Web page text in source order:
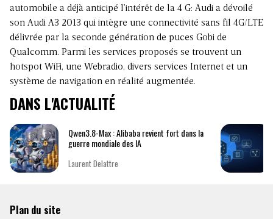
automobile a déjà anticipé l’intérêt de la 4 G: Audi a dévoilé
son Audi A3 2013 qui intègre une connectivité sans fil 4G/LTE
délivrée par la seconde génération de puces Gobi de
Qualcomm. Parmi les services proposés se trouvent un
hotspot WiFi, une Webradio, divers services Internet et un
système de navigation en réalité augmentée.
DANS L'ACTUALITÉ
Qwen3.8-Max : Alibaba revient fort dans la
guerre mondiale des IA
Laurent Delattre
Plan du site